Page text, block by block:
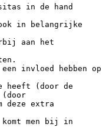
in de hand
in belangrijke
aan het
invloed hebben op
heeft (door de
deze extra
komt men bij in